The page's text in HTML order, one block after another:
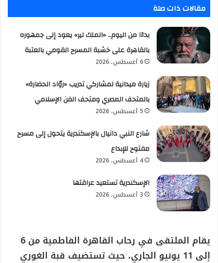
مقالات ذات صلة
بدءًا من اليوم.. «الملك لير» يعود إلى جمهوره
بالقاهرة على خشبة المسرح القومي بالعتبة
6 أغسطس، 2026
زيارة ميدانية لمشاركي تدريب «روّاد الحضارة»
بالمتحف المصري ومتحف الفن الإسلامي
5 أغسطس، 2026
شارع النبي دانيال بالإسكندرية يتحول إلى مسرح
مفتوح للإبداع
4 أغسطس، 2026
الإسكندرية تستعيد عراقتها
3 أغسطس، 2026
يقام الملتقى في رحاب القاهرة الفاطمية من 6
إلى 11 يونيو الجاري، حيث تستضيف قبة الغوري